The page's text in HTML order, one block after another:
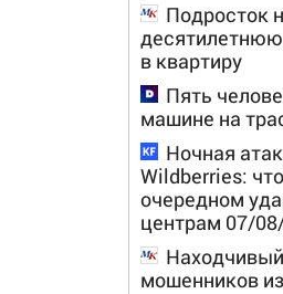
Подросток
в квартиру
Пять
машине на
Ночная
Wildberries:
очередном
центрам 07/
мошенников